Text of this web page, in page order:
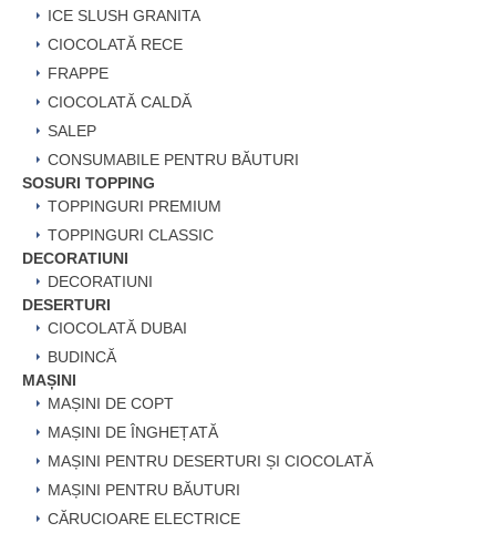
ICE SLUSH GRANITA
CIOCOLATĂ RECE
FRAPPE
CIOCOLATĂ CALDĂ
SALEP
CONSUMABILE PENTRU BĂUTURI
SOSURI TOPPING
TOPPINGURI PREMIUM
TOPPINGURI CLASSIC
DECORATIUNI
DECORATIUNI
DESERTURI
CIOCOLATĂ DUBAI
BUDINCĂ
MAȘINI
MAȘINI DE COPT
MAȘINI DE ÎNGHEȚATĂ
MAȘINI PENTRU DESERTURI ȘI CIOCOLATĂ
MAȘINI PENTRU BĂUTURI
CĂRUCIOARE ELECTRICE